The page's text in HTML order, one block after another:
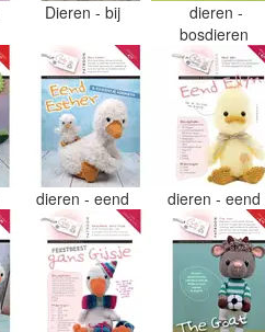
Dieren - bij
dieren -
bosdieren
dieren - eend dieren - eend